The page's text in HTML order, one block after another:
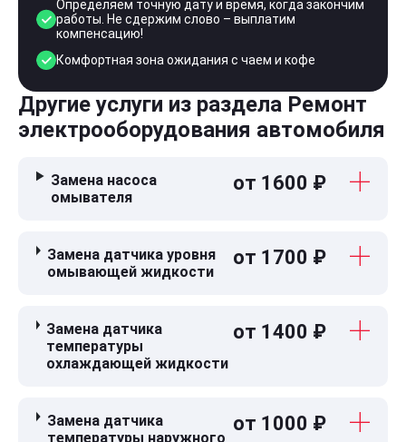
Определяем точную дату и время, когда закончим
работы. Не сдержим слово – выплатим
компенсацию!
Комфортная зона ожидания с чаем и кофе
Другие услуги из раздела Ремонт
электрооборудования автомобиля
Замена насоса
омывателя
от 1600 ₽
Замена датчика уровня
омывающей жидкости
от 1700 ₽
Замена датчика
температуры
охлаждающей жидкости
от 1400 ₽
Замена датчика
температуры наружного
от 1000 ₽